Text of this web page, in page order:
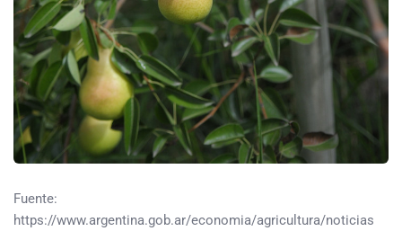
Fuente:
https://www.argentina.gob.ar/economia/agricultura/noticias